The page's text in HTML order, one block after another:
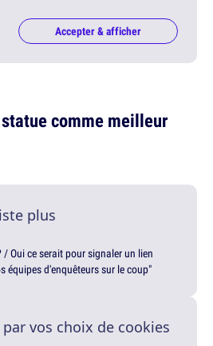
Accepter & afficher
comme meilleur
plus
/ Oui ce serait pour signaler un lien
équipes d'enquêteurs sur le coup"
vos choix de cookies